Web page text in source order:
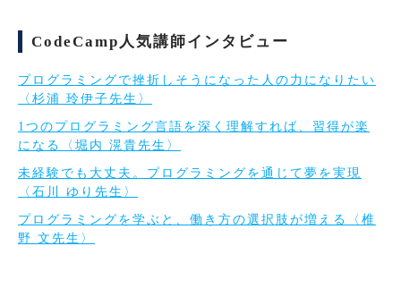
CodeCamp人気講師インタビュー
プログラミングで挫折しそうになった人の力になりたい
〈杉浦 玲伊子先生〉
1つのプログラミング言語を深く理解すれば、習得が楽
になる〈堀内 滉貴先生〉
未経験でも大丈夫。プログラミングを通じて夢を実現
〈石川 ゆり先生〉
プログラミングを学ぶと、働き方の選択肢が増える〈椎
野 文先生〉